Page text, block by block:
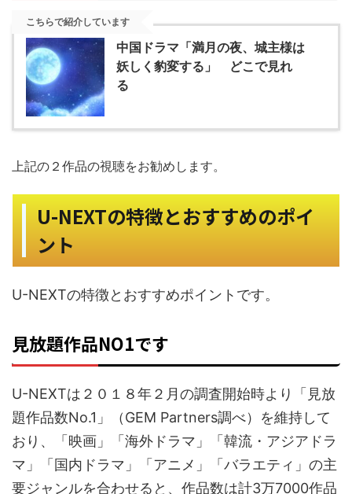
こちらで紹介しています
中国ドラマ「満月の夜、城主様は
妖しく豹変する」 どこで見れ
る
上記の２作品の視聴をお勧めします。
U-NEXTの特徴とおすすめのポイ
ント
U-NEXTの特徴とおすすめポイントです。
見放題作品NO1です
U-NEXTは２０１８年２月の調査開始時より「見放
題作品数No.1」（GEM Partners調べ）を維持して
おり、「映画」「海外ドラマ」「韓流・アジアドラ
マ」「国内ドラマ」「アニメ」「バラエティ」の主
要ジャンルを合わせると、作品数は計3万7000作品